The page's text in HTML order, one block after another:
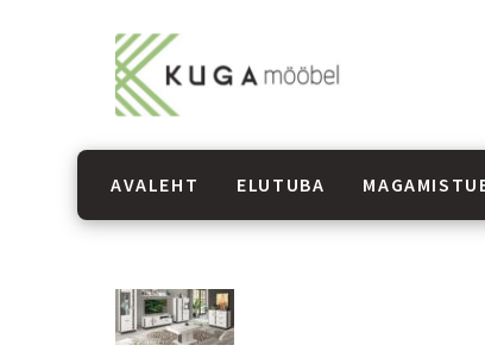
AVALEHT ELUTUBA